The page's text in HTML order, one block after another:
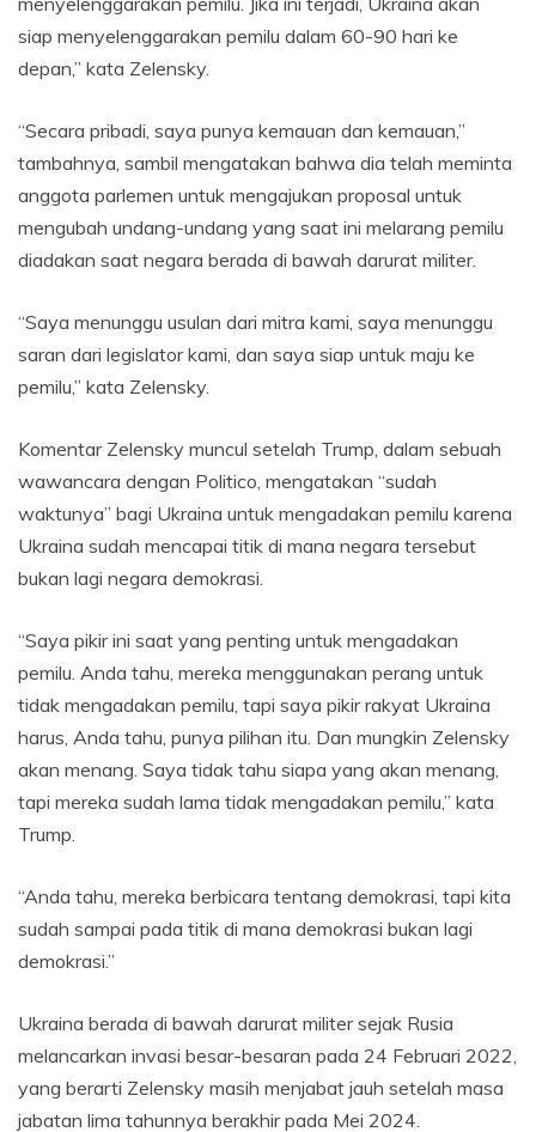
siap menyelenggarakan pemilu dalam 60-90 hari ke
depan,” kata Zelensky.
“Secara pribadi, saya punya kemauan dan kemauan,”
tambahnya, sambil mengatakan bahwa dia telah meminta
anggota parlemen untuk mengajukan proposal untuk
mengubah undang-undang yang saat ini melarang pemilu
diadakan saat negara berada di bawah darurat militer.
“Saya menunggu usulan dari mitra kami, saya menunggu
saran dari legislator kami, dan saya siap untuk maju ke
pemilu,” kata Zelensky.
Komentar Zelensky muncul setelah Trump, dalam sebuah
wawancara dengan Politico, mengatakan “sudah
waktunya” bagi Ukraina untuk mengadakan pemilu karena
Ukraina sudah mencapai titik di mana negara tersebut
bukan lagi negara demokrasi.
“Saya pikir ini saat yang penting untuk mengadakan
pemilu. Anda tahu, mereka menggunakan perang untuk
tidak mengadakan pemilu, tapi saya pikir rakyat Ukraina
harus, Anda tahu, punya pilihan itu. Dan mungkin Zelensky
akan menang. Saya tidak tahu siapa yang akan menang,
tapi mereka sudah lama tidak mengadakan pemilu,” kata
Trump.
“Anda tahu, mereka berbicara tentang demokrasi, tapi kita
sudah sampai pada titik di mana demokrasi bukan lagi
demokrasi.”
Ukraina berada di bawah darurat militer sejak Rusia
melancarkan invasi besar-besaran pada 24 Februari 2022,
yang berarti Zelensky masih menjabat jauh setelah masa
jabatan lima tahunnya berakhir pada Mei 2024.